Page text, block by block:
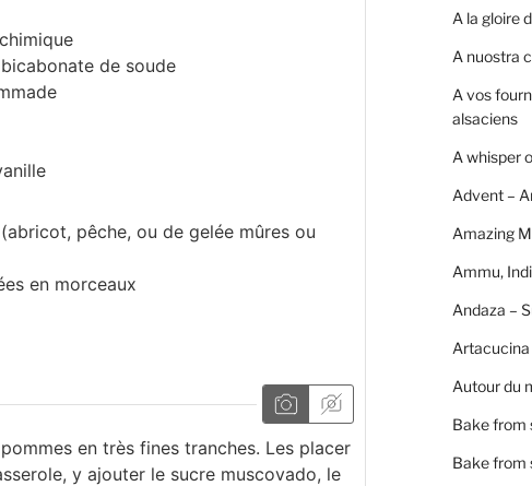
de soude
pêche, ou de gelée mûres ou
en morceaux
en très fines tranches. Les placer
y ajouter le sucre muscovado, le
A la gloire
A nuostra
A vos
alsaciens
A whisper
Advent –
Amazing
Ammu,
Andaza –
Artacucina
Autour du
Bake from
Bake from